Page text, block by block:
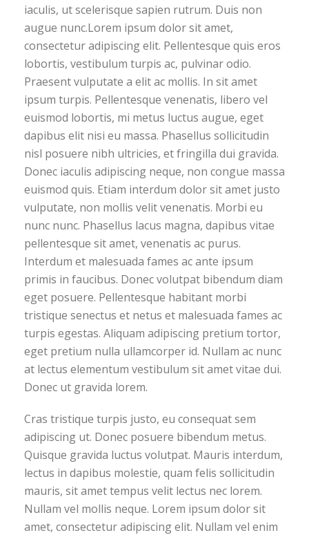
iaculis, ut scelerisque sapien rutrum. Duis non
augue nunc.Lorem ipsum dolor sit amet,
consectetur adipiscing elit. Pellentesque quis eros
lobortis, vestibulum turpis ac, pulvinar odio.
Praesent vulputate a elit ac mollis. In sit amet
ipsum turpis. Pellentesque venenatis, libero vel
euismod lobortis, mi metus luctus augue, eget
dapibus elit nisi eu massa. Phasellus sollicitudin
nisl posuere nibh ultricies, et fringilla dui gravida.
Donec iaculis adipiscing neque, non congue massa
euismod quis. Etiam interdum dolor sit amet justo
vulputate, non mollis velit venenatis. Morbi eu
nunc nunc. Phasellus lacus magna, dapibus vitae
pellentesque sit amet, venenatis ac purus.
Interdum et malesuada fames ac ante ipsum
primis in faucibus. Donec volutpat bibendum diam
eget posuere. Pellentesque habitant morbi
tristique senectus et netus et malesuada fames ac
turpis egestas. Aliquam adipiscing pretium tortor,
eget pretium nulla ullamcorper id. Nullam ac nunc
at lectus elementum vestibulum sit amet vitae dui.
Donec ut gravida lorem.
Cras tristique turpis justo, eu consequat sem
adipiscing ut. Donec posuere bibendum metus.
Quisque gravida luctus volutpat. Mauris interdum,
lectus in dapibus molestie, quam felis sollicitudin
mauris, sit amet tempus velit lectus nec lorem.
Nullam vel mollis neque. Lorem ipsum dolor sit
amet, consectetur adipiscing elit. Nullam vel enim